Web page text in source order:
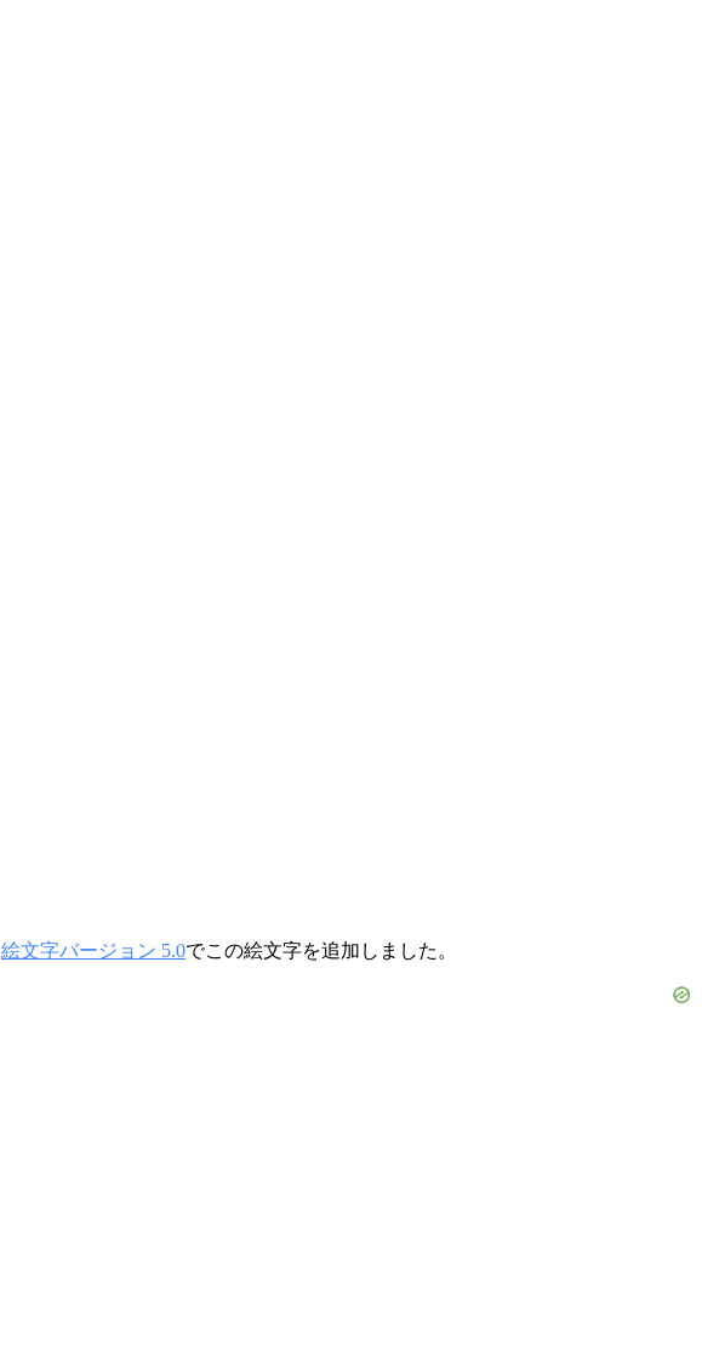
絵文字バージョン 5.0でこの絵文字を追加しました。